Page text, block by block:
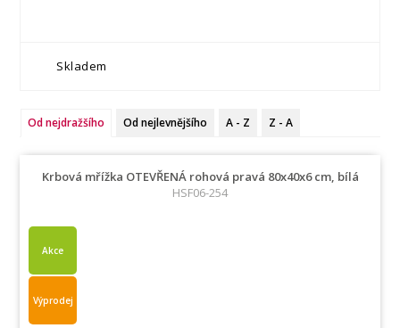
Skladem
Od nejdražšího Od nejlevnějšího A - Z Z - A
Krbová mřížka OTEVŘENÁ rohová pravá 80x40x6 cm, bílá
HSF06-254
Akce
Výprodej